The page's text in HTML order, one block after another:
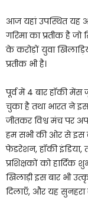
आज यहां उपस्थित यह
गरिमा का प्रतीक है
के करोड़ों युवा
प्रतीक भी है।
पूर्व में 4 बार हॉकी
चुका है तथा भारत ने इस
जीतकर विश्व मंच पर
हम सभी की ओर से इस
फेडरेशन, हॉकी इंडिया,
प्रशिक्षकों को
खिलाड़ी इस बार भी
दिलाएँ, और यह